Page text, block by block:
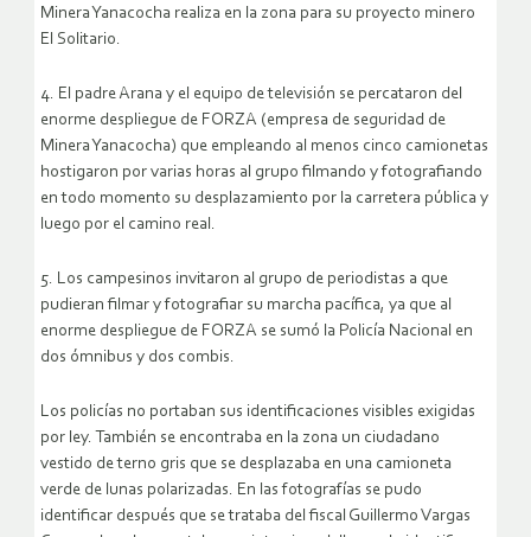
Minera Yanacocha realiza en la zona para su proyecto minero
El Solitario.
4. El padre Arana y el equipo de televisión se percataron del
enorme despliegue de FORZA (empresa de seguridad de
Minera Yanacocha) que empleando al menos cinco camionetas
hostigaron por varias horas al grupo filmando y fotografiando
en todo momento su desplazamiento por la carretera pública y
luego por el camino real.
5. Los campesinos invitaron al grupo de periodistas a que
pudieran filmar y fotografiar su marcha pacífica, ya que al
enorme despliegue de FORZA se sumó la Policía Nacional en
dos ómnibus y dos combis.
Los policías no portaban sus identificaciones visibles exigidas
por ley. También se encontraba en la zona un ciudadano
vestido de terno gris que se desplazaba en una camioneta
verde de lunas polarizadas. En las fotografías se pudo
identificar después que se trataba del fiscal Guillermo Vargas